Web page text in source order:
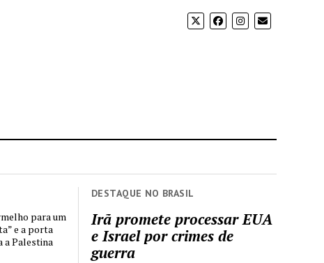
DESTAQUE NO BRASIL
Irã promete processar EUA
e Israel por crimes de
guerra
para um
e a porta
a Palestina